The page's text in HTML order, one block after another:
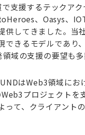
支援するテックア
、Oasys、
してきました。当
きるモデルであり
域の支援の要望も多
はWeb3領域に
プロジェクトを
て、クライアント